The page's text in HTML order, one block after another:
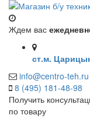
Ждем вас
ст.м.
info@centro-teh.ru
8 (495) 181-48-98
Получить
по товару